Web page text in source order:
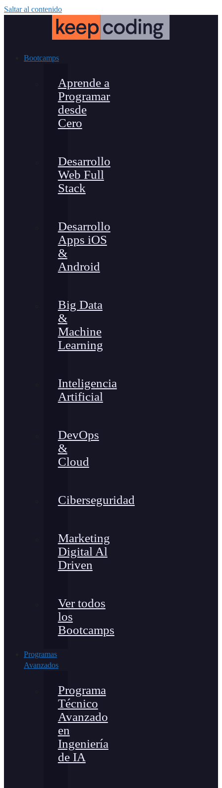
Saltar al contenido
Bootcamps
Aprende a
Programar
desde
Cero
Desarrollo
Web Full
Stack
Desarrollo
Apps iOS
&
Android
Big Data
&
Machine
Learning
Inteligencia
Artificial
DevOps
&
Cloud
Ciberseguridad
Marketing
Digital Al
Driven
Ver todos
los
Bootcamps
Programas
Avanzados
Programa
Técnico
Avanzado
en
Ingeniería
de IA